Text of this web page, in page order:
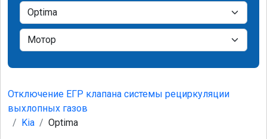
Отключение ЕГР клапана системы рециркуляции
выхлопных газов
Kia
Optima